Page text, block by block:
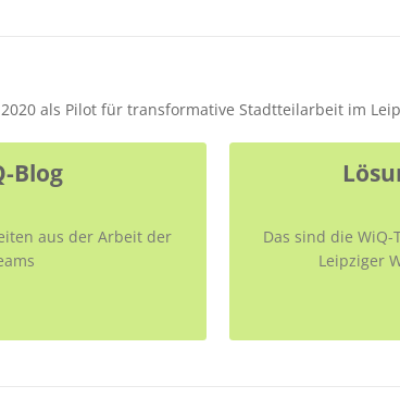
als Pilot für transformative Stadtteilarbeit im
Blog
aus der Arbeit der
Das sind die
Leipziger